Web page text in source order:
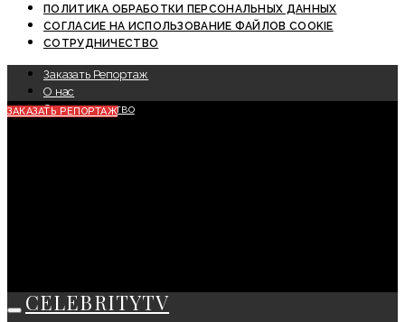
ПОЛИТИКА ОБРАБОТКИ ПЕРСОНАЛЬНЫХ ДАННЫХ
СОГЛАСИЕ НА ИСПОЛЬЗОВАНИЕ ФАЙЛОВ COOKIE
СОТРУДНИЧЕСТВО
Заказать Репортаж
О нас
Сотрудничество
ЗАКАЗАТЬ РЕПОРТАЖ
CELEBRITYTV